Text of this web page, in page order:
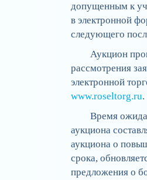
допущенным к
в электронной
следующего
Аукцион
рассмотрения
электронной
www.roseltorg.ru
Время
аукциона
аукциона о
срока,
предложения о